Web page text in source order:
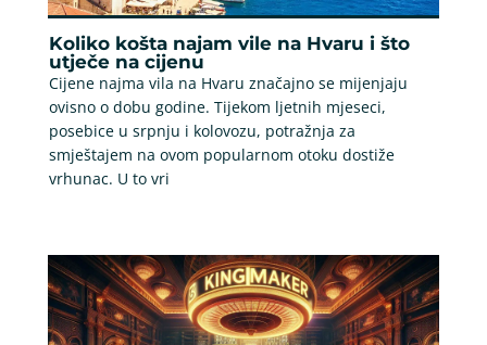
Koliko košta najam vile na Hvaru i što
utječe na cijenu
Cijene najma vila na Hvaru značajno se mijenjaju
ovisno o dobu godine. Tijekom ljetnih mjeseci,
posebice u srpnju i kolovozu, potražnja za
smještajem na ovom popularnom otoku dostiže
vrhunac. U to vri